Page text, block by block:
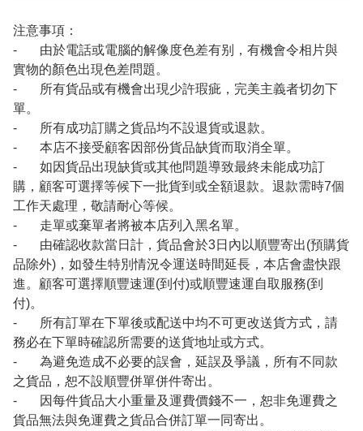
注意事項：
- 由於電話或電腦的解像度色差有别，有機會令相片與
實物的顏色出現色差問題。
- 所有貨品或有機會出現少許瑕疵，完美主義者切勿下
單。
- 所有成功訂購之貨品均不設退貨或退款。
- 本店不接受顧客因部份貨品缺貨而取消全單。
- 如因貨品出現缺貨或其他問題導致最終未能成功訂
購，顧客可選擇等候下一批貨到或全額退款。退款需時7個
工作天處理，敬請耐心等候。
- 走單或棄單者將被本店列入黑名單。
- 由確認收款當日計，貨品會於3日內以順豐寄出(預購貨
品除外)，如發生特別情況令運送時間延長，本店會盡快跟
進。顧客可選擇順豐速運(到付)或順豐速運自取服務(到
付)。
- 所有訂單在下單後或配送中均不可更改送貨方式，請
務必在下單時確認所需要的送貨地址或方式。
- 為避免造成不必要的誤會，延誤及爭議，所有不同款
之貨品，恕不設順豐併單併件寄出。
- 因每件貨品大小重量及運費價錢不一，恕非免運費之
貨品無法與免運費之貨品合併訂單一同寄出。